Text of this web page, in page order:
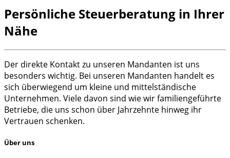
Persönliche Steuerberatung in Ihrer
Nähe
Der direkte Kontakt zu unseren Mandanten ist uns
besonders wichtig. Bei unseren Mandanten handelt es
sich überwiegend um kleine und mittelständische
Unternehmen. Viele davon sind wie wir familiengeführte
Betriebe, die uns schon über Jahrzehnte hinweg ihr
Vertrauen schenken.
Über uns